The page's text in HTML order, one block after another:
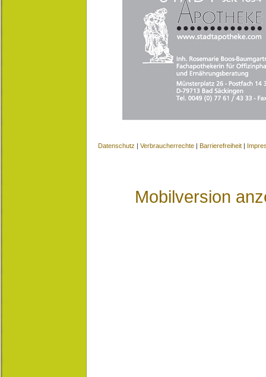
Datenschutz | Verbraucherrechte | Barrierefreiheit |
Mobilversion